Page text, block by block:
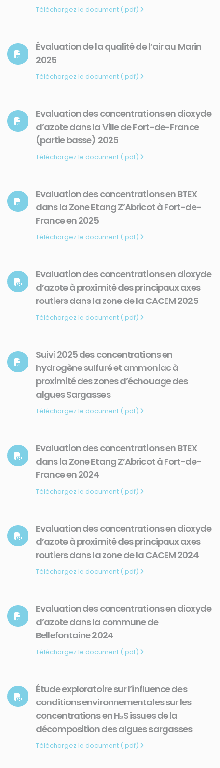
Téléchargez le document (.pdf)
Évaluation de la qualité de l’air au Marin
2025
Téléchargez le document (.pdf)
Evaluation des concentrations en dioxyde
d’azote dans la Ville de Fort-de-France
(partie basse) 2025
Téléchargez le document (.pdf)
Evaluation des concentrations en BTEX
dans la Zone Etang Z’Abricot à Fort-de-
France en 2025
Téléchargez le document (.pdf)
Evaluation des concentrations en dioxyde
d’azote à proximité des principaux axes
routiers dans la zone de la CACEM 2025
Téléchargez le document (.pdf)
Suivi 2025 des concentrations en
hydrogène sulfuré et ammoniac à
proximité des zones d’échouage des
algues Sargasses
Téléchargez le document (.pdf)
Evaluation des concentrations en BTEX
dans la Zone Etang Z’Abricot à Fort-de-
France en 2024
Téléchargez le document (.pdf)
Evaluation des concentrations en dioxyde
d’azote à proximité des principaux axes
routiers dans la zone de la CACEM 2024
Téléchargez le document (.pdf)
Evaluation des concentrations en dioxyde
d’azote dans la commune de
Bellefontaine 2024
Téléchargez le document (.pdf)
Étude exploratoire sur l’influence des
conditions environnementales sur les
concentrations en H₂S issues de la
décomposition des algues sargasses
Téléchargez le document (.pdf)